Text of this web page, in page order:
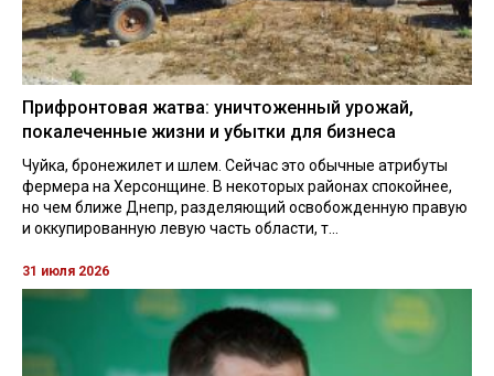
Прифронтовая жатва: уничтоженный урожай,
покалеченные жизни и убытки для бизнеса
Чуйка, бронежилет и шлем. Сейчас это обычные атрибуты
фермера на Херсонщине. В некоторых районах спокойнее,
но чем ближе Днепр, разделяющий освобожденную правую
и оккупированную левую часть области, т...
31 июля 2026